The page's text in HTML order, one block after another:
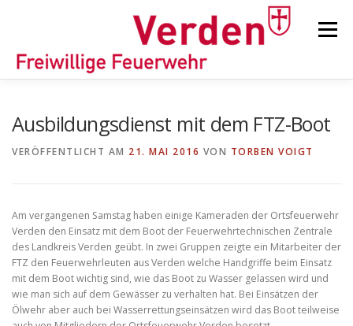
Menü
KINDER-/JUGENDFEUERWEHR AUSRÜSTUNG
TIPPS/TRICKS
Ausbildungsdienst mit dem FTZ-Boot
VERÖFFENTLICHT AM 21. MAI 2016 VON TORBEN VOIGT
Am vergangenen Samstag haben einige Kameraden der Ortsfeuerwehr
Verden den Einsatz mit dem Boot der Feuerwehrtechnischen Zentrale
des Landkreis Verden geübt. In zwei Gruppen zeigte ein Mitarbeiter der
FTZ den Feuerwehrleuten aus Verden welche Handgriffe beim Einsatz
mit dem Boot wichtig sind, wie das Boot zu Wasser gelassen wird und
wie man sich auf dem Gewässer zu verhalten hat. Bei Einsätzen der
Ölwehr aber auch bei Wasserrettungseinsätzen wird das Boot teilweise